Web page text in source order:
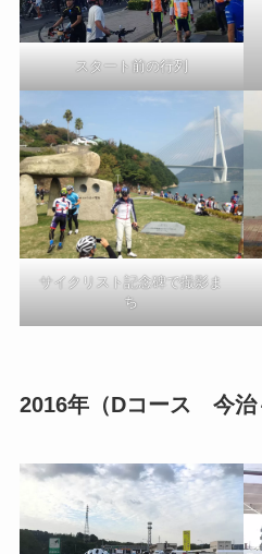
スタート前の行列
サイクリスト記念碑で撮影ま
ち
2016年（Dコース 今治